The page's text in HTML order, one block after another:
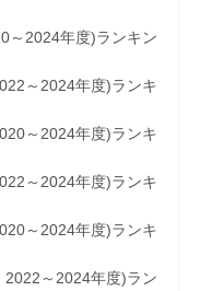
2024年度)ランキン
～2024年度)ランキ
～2024年度)ランキ
～2024年度)ランキ
～2024年度)ランキ
～2024年度)ラン